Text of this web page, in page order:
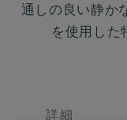
通しの良い静か
を使用した
詳細